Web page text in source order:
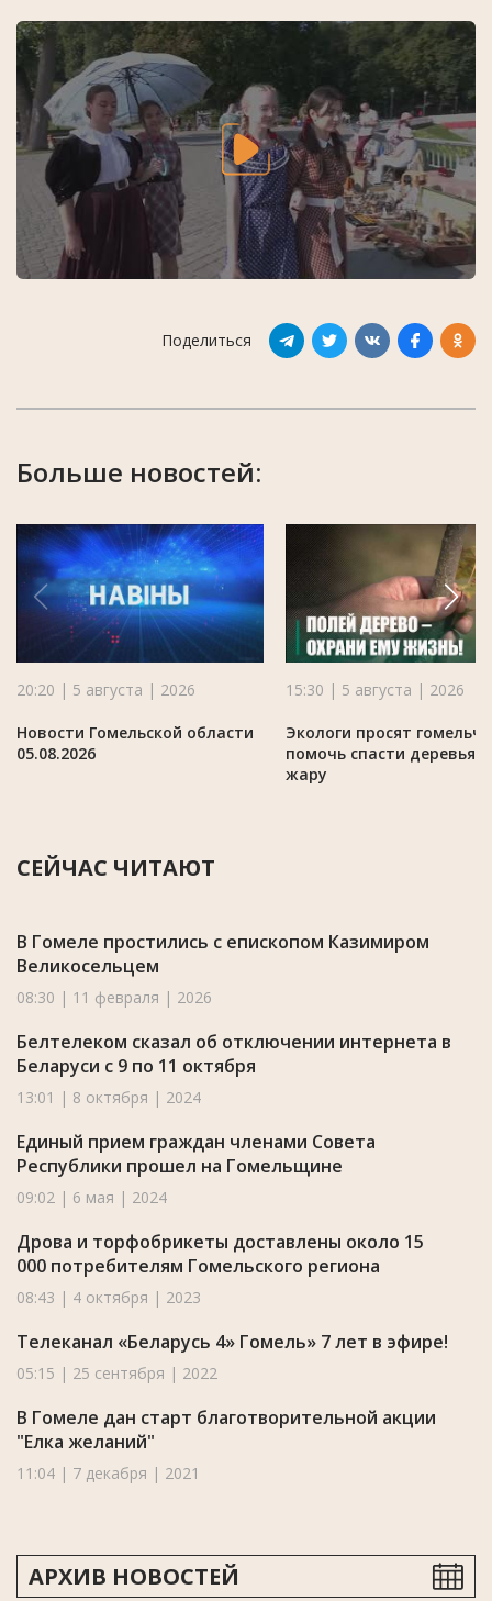
Поделиться
Больше новостей:
20:20 | 5 августа | 2026
Новости Гомельской области
05.08.2026
15:30 | 5 августа | 2026
Экологи просят
помочь спасти деревья в
жару
СЕЙЧАС ЧИТАЮТ
В Гомеле простились с епископом Казимиром
Великосельцем
08:30 | 11 февраля | 2026
Белтелеком сказал об отключении интернета в
Беларуси с 9 по 11 октября
13:01 | 8 октября | 2024
Единый прием граждан членами Совета
Республики прошел на Гомельщине
09:02 | 6 мая | 2024
Дрова и торфобрикеты доставлены около 15
000 потребителям Гомельского региона
08:43 | 4 октября | 2023
Телеканал «Беларусь 4» Гомель» 7 лет в эфире!
05:15 | 25 сентября | 2022
В Гомеле дан старт благотворительной акции
"Елка желаний"
11:04 | 7 декабря | 2021
АРХИВ НОВОСТЕЙ